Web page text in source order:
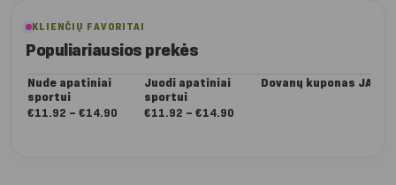
KLIENČIŲ FAVORITAI
Populiariausios prekės
Nude apatiniai
sportui
€11.92 – €14.90
Juodi apatiniai
sportui
€11.92 – €14.90
Dovanų kuponas JAI